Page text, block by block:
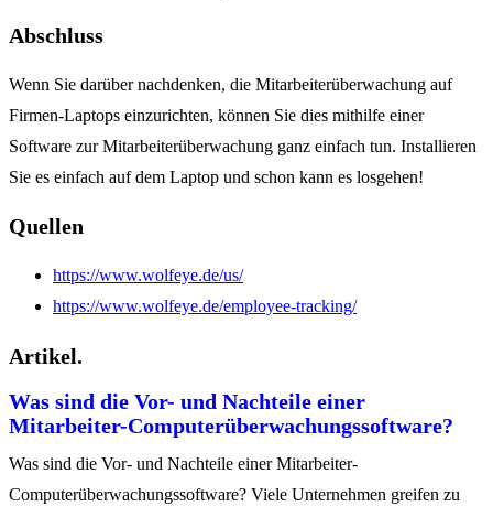
Abschluss
Wenn Sie darüber nachdenken, die Mitarbeiterüberwachung auf
Firmen-Laptops einzurichten, können Sie dies mithilfe einer
Software zur Mitarbeiterüberwachung ganz einfach tun. Installieren
Sie es einfach auf dem Laptop und schon kann es losgehen!
Quellen
https://www.wolfeye.de/us/
https://www.wolfeye.de/employee-tracking/
Artikel.
Was sind die Vor- und Nachteile einer
Mitarbeiter-Computerüberwachungssoftware?
Was sind die Vor- und Nachteile einer Mitarbeiter-
Computerüberwachungssoftware? Viele Unternehmen greifen zu